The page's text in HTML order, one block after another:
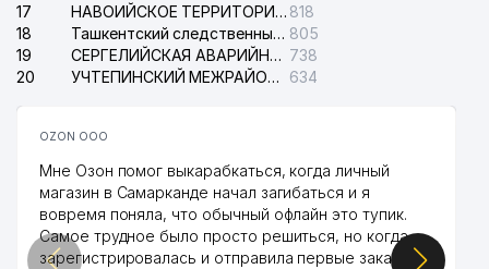
17
НАВОИЙСКОЕ ТЕРРИТОРИАЛЬНОЕ ПРЕДПРИЯТИЕ ЭЛЕКТРОСЕТИ АО 818
18
Ташкентский следственный изолятор 805
19
СЕРГЕЛИЙСКАЯ АВАРИЙНАЯ СЛУЖБА ЭЛЕКТРОСЕТИ 738
20
УЧТЕПИНСКИЙ МЕЖРАЙОННЫЙ СУД ПО ГРАЖДАНСКИМ ДЕЛАМ 634
OZON ООО
Мне Озон помог выкарабкаться, когда личный
магазин в Самарканде начал загибаться и я
вовремя поняла, что обычный офлайн это тупик.
Самое трудное было просто решиться, но когда
зарегистрировалась и отправила первые заказы,